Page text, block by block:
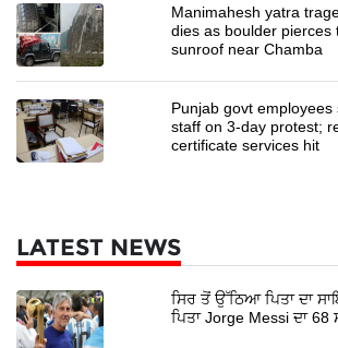
Manimahesh yatra
dies as boulder pierces
sunroof near Chamba
Punjab govt
staff on 3-day protest;
certificate services hit
LATEST NEWS
ਸਿਰ ਤੋਂ ਉੱਠਿਆ ਪਿਤਾ ਦਾ
ਪਿਤਾ Jorge Messi ਦਾ